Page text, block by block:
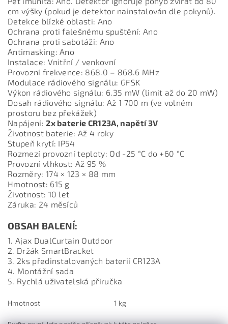
cm výšky (pokud je detektor nainstalován dle pokynů).
Detekce blízké oblasti: Ano
Ochrana proti falešnému spuštění: Ano
Ochrana proti sabotáži: Ano
Antimasking: Ano
Instalace: Vnitřní / venkovní
Provozní frekvence: 868.0 – 868.6 MHz
Modulace rádiového signálu: GFSK
Výkon rádiového signálu: 6.35 mW (limit až do 20 mW)
Dosah rádiového signálu: Až 1 700 m (ve volném
prostoru bez překážek)
Napájení:2x baterie CR123A, napětí 3V
Životnost baterie: Až 4 roky
Stupeň krytí: IP54
Rozmezí provozní teploty: Od -25 °C do +60 °C
Provozní vlhkost: Až 95 %
Rozměry: 174 × 123 × 88 mm
Hmotnost: 615 g
Životnost: 10 let
Záruka: 24 měsíců
OBSAH BALENÍ:
1. Ajax DualCurtain Outdoor
2. Držák SmartBracket
3. 2ks předinstalovaných baterií CR123A
4. Montážní sada
5. Rychlá uživatelská příručka
Hmotnost 1 kg